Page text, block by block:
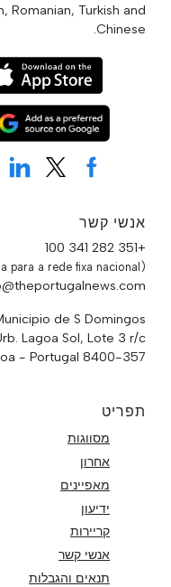
Romanian, Turkish and
Chinese.
אנשי קשר
+351 282 341 100
(Chamada para a rede fixa nacional)
de S Domingos
Lagoa Sol, Lote 3 r/c
8400-357 Lagoa - Portugal
תפריט
מסווגות
אחרון
מאפיינים
ידיעון
קריירות
אנשי קשר
תנאים והגבלות